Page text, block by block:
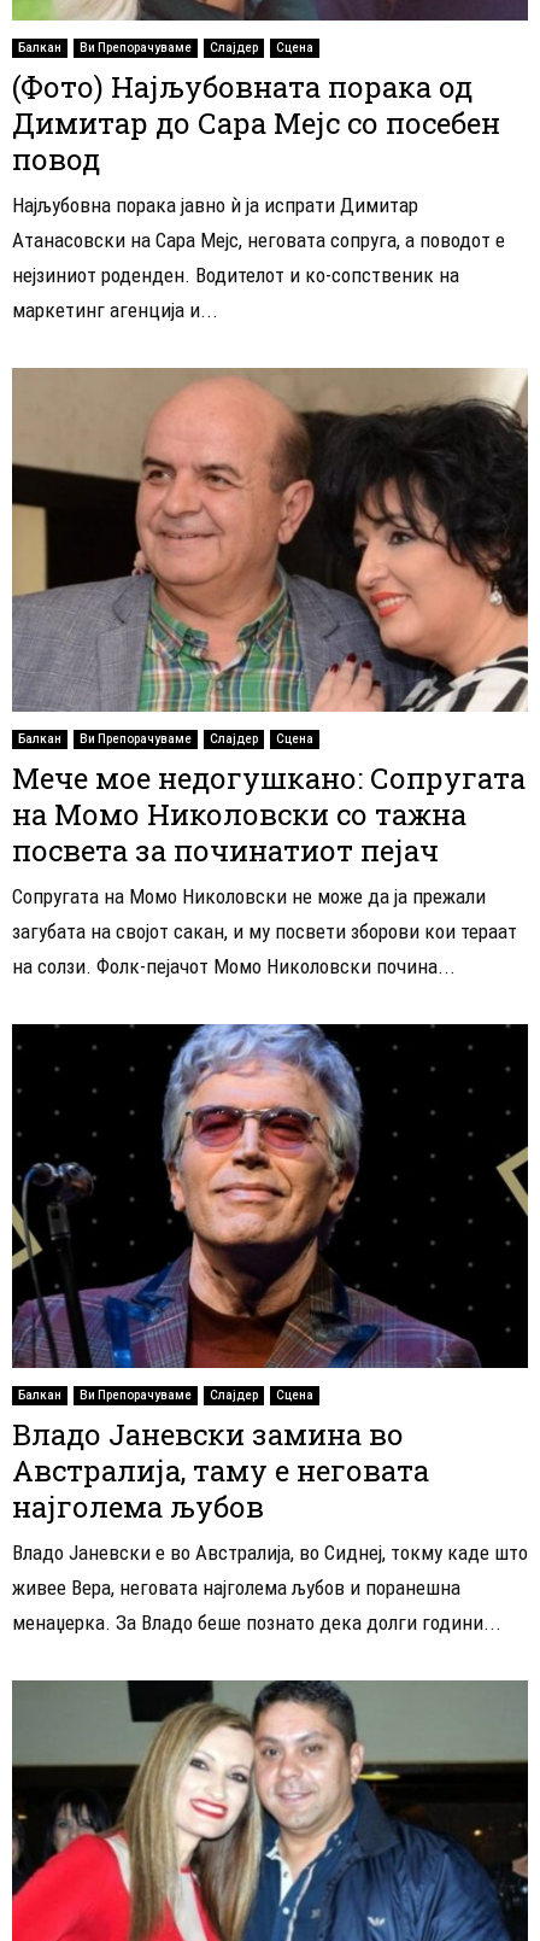
Балкан Ви Препорачуваме Слајдер Сцена
(Фото) Најљубовната порака од
Димитар до Сара Мејс со посебен
повод
Најљубовна порака јавно ѝ ја испрати Димитар
Атанасовски на Сара Мејс, неговата сопруга, а поводот е
нејзиниот роденден. Водителот и ко-сопственик на
маркетинг агенција и...
Балкан Ви Препорачуваме Слајдер Сцена
Мече мое недогушкано: Сопругата
на Момо Николовски со тажна
посвета за починатиот пејач
Сопругата на Момо Николовски не може да ја прежали
загубата на својот сакан, и му посвети зборови кои тераат
на солзи. Фолк-пејачот Момо Николовски почина...
Балкан Ви Препорачуваме Слајдер Сцена
Владо Јаневски замина во
Австралија, таму е неговата
најголема љубов
Владо Јаневски е во Австралија, во Сиднеј, токму каде што
живее Вера, неговата најголема љубов и поранешна
менаџерка. За Владо беше познато дека долги години...